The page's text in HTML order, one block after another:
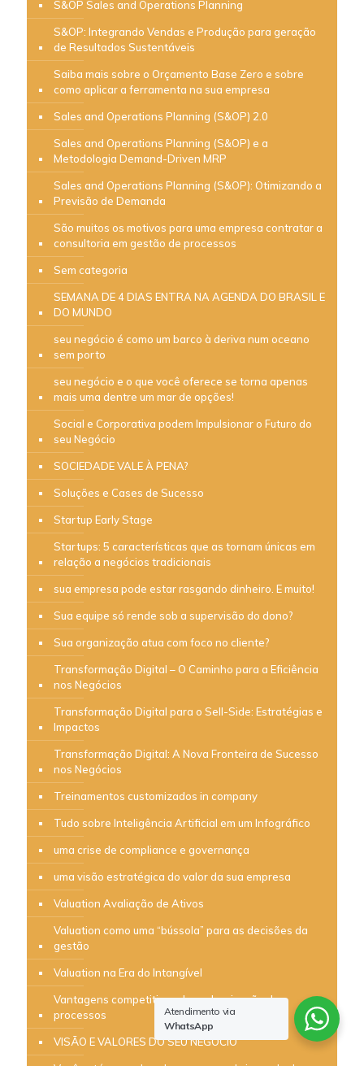
S&OP Sales and Operations Planning
S&OP: Integrando Vendas e Produção para geração
de Resultados Sustentáveis
Saiba mais sobre o Orçamento Base Zero e sobre
como aplicar a ferramenta na sua empresa
Sales and Operations Planning (S&OP) 2.0
Sales and Operations Planning (S&OP) e a
Metodologia Demand-Driven MRP
Sales and Operations Planning (S&OP): Otimizando a
Previsão de Demanda
São muitos os motivos para uma empresa contratar a
consultoria em gestão de processos
Sem categoria
SEMANA DE 4 DIAS ENTRA NA AGENDA DO BRASIL E
DO MUNDO
seu negócio é como um barco à deriva num oceano
sem porto
seu negócio e o que você oferece se torna apenas
mais uma dentre um mar de opções!
Social e Corporativa podem Impulsionar o Futuro do
seu Negócio
SOCIEDADE VALE À PENA?
Soluções e Cases de Sucesso
Startup Early Stage
Startups: 5 características que as tornam únicas em
relação a negócios tradicionais
sua empresa pode estar rasgando dinheiro. E muito!
Sua equipe só rende sob a supervisão do dono?
Sua organização atua com foco no cliente?
Transformação Digital – O Caminho para a Eficiência
nos Negócios
Transformação Digital para o Sell-Side: Estratégias e
Impactos
Transformação Digital: A Nova Fronteira de Sucesso
nos Negócios
Treinamentos customizados in company
Tudo sobre Inteligência Artificial em um Infográfico
uma crise de compliance e governança
uma visão estratégica do valor da sua empresa
Valuation Avaliação de Ativos
Valuation como uma “bússola” para as decisões da
gestão
Valuation na Era do Intangível
Vantagens competitivas da padronização de
processos
VISÃO E VALORES DO SEU NEGÓCIO
Atendimento via
WhatsApp